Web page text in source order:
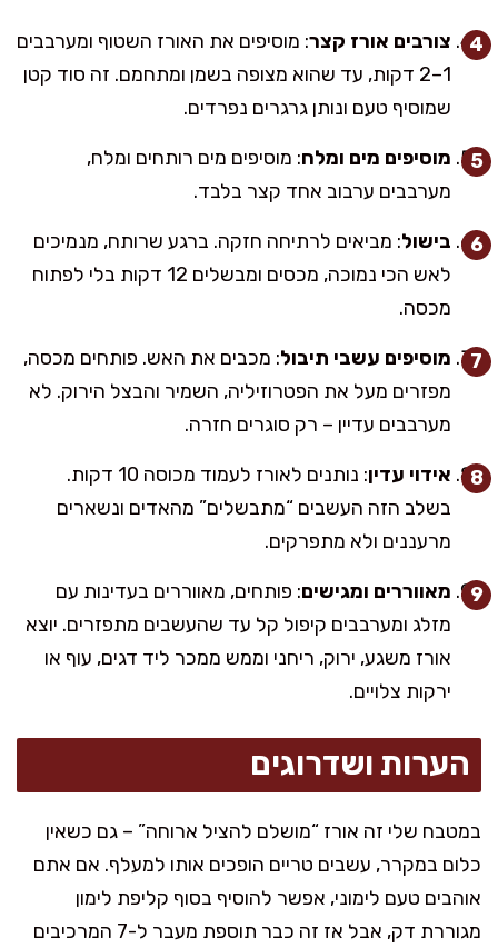
צורבים אורז קצר: מוסיפים את האורז השטוף ומערבבים
1–2 דקות, עד שהוא מצופה בשמן ומתחמם. זה סוד קטן
שמוסיף טעם ונותן גרגרים נפרדים.
מוסיפים מים ומלח: מוסיפים מים רותחים ומלח,
מערבבים ערבוב אחד קצר בלבד.
בישול: מביאים לרתיחה חזקה. ברגע שרותח, מנמיכים
לאש הכי נמוכה, מכסים ומבשלים 12 דקות בלי לפתוח
מכסה.
מוסיפים עשבי תיבול: מכבים את האש. פותחים מכסה,
מפזרים מעל את הפטרוזיליה, השמיר והבצל הירוק. לא
מערבבים עדיין – רק סוגרים חזרה.
אידוי עדין
: נותנים לאורז לעמוד מכוסה 10 דקות.
בשלב הזה העשבים “מתבשלים” מהאדים ונשארים
מרעננים ולא מתפרקים.
מאווררים ומגישים: פותחים, מאווררים בעדינות עם
מזלג ומערבבים קיפול קל עד שהעשבים מתפזרים. יוצא
אורז משגע, ירוק, ריחני וממש ממכר ליד דגים, עוף או
ירקות צלויים.
הערות ושדרוגים
במטבח שלי זה אורז “מושלם להציל ארוחה” – גם כשאין
כלום במקרר, עשבים טריים הופכים אותו למעלף. אם אתם
אוהבים טעם לימוני, אפשר להוסיף בסוף קליפת לימון
מגוררת דק, אבל אז זה כבר תוספת מעבר ל-7 המרכיבים